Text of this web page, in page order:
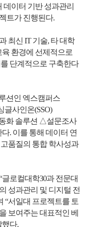
데이터 기반 성과관리
트가 진행된다.
최신 IT 기술, 타 대학
환경에 선제적으로
단계적으로 구축한다
션인 엑스캠퍼스
글사인온(SSO)
화 솔루션 △설문조사
. 이를 통해 데이터 연
품질의 통합 학사성과
로컬대학30과 전문대
성과관리 및 디지털 전
“서일대 프로젝트를 토
보여주는 대표적인 베
했다.